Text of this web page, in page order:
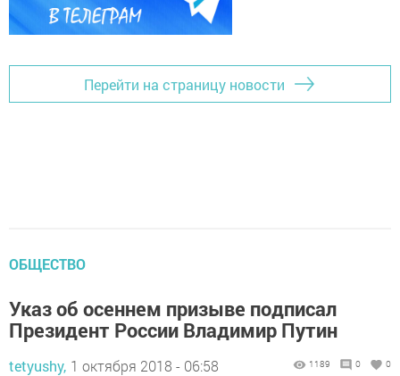
Перейти на страницу новости
ОБЩЕСТВО
Указ об осеннем призыве подписал
Президент России Владимир Путин
tetyushy, 1 октября 2018 - 06:58 1189 0 0